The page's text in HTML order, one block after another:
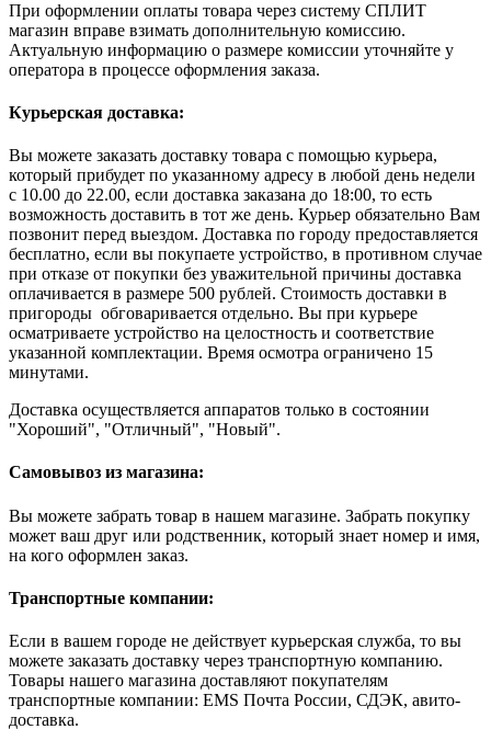
При оформлении оплаты товара через систему СПЛИТ
магазин вправе взимать дополнительную комиссию.
Актуальную информацию о размере комиссии уточняйте у
оператора в процессе оформления заказа.
Курьерская доставка:
Вы можете заказать доставку товара с помощью курьера,
который прибудет по указанному адресу в любой день недели
с 10.00 до 22.00, если доставка заказана до 18:00, то есть
возможность доставить в тот же день. Курьер обязательно Вам
позвонит перед выездом. Доставка по городу предоставляется
бесплатно, если вы покупаете устройство, в противном случае
при отказе от покупки без уважительной причины доставка
оплачивается в размере 500 рублей. Стоимость доставки в
пригороды обговаривается отдельно. Вы при курьере
осматриваете устройство на целостность и соответствие
указанной комплектации. Время осмотра ограничено 15
минутами.
Доставка осуществляется аппаратов только в состоянии
"Хороший", "Отличный", "Новый".
Самовывоз из магазина:
Вы можете забрать товар в нашем магазине. Забрать покупку
может ваш друг или родственник, который знает номер и имя,
на кого оформлен заказ.
Транспортные компании:
Если в вашем городе не действует курьерская служба, то вы
можете заказать доставку через транспортную компанию.
Товары нашего магазина доставляют покупателям
транспортные компании: EMS Почта России, СДЭК, авито-
доставка.